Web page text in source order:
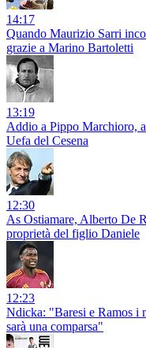
14:17
Quando Maurizio Sarri
grazie a Marino Bartoletti
13:19
Addio a Pippo Marchioro,
Uefa del Cesena
12:30
As Ostiamare, Alberto De
proprietà del figlio Daniele
12:23
Ndicka: "Baresi e Ramos i
sarà una comparsa"